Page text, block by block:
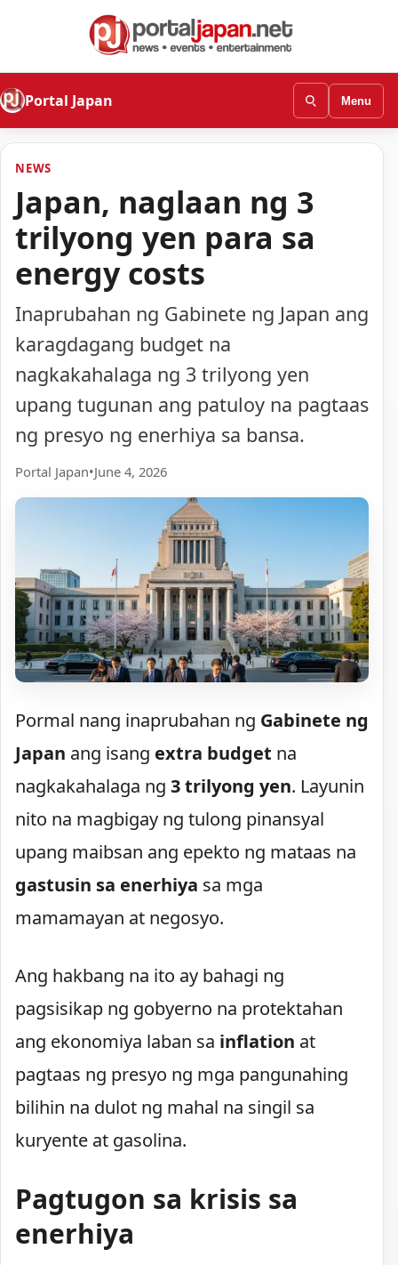
Portal Japan Menu
NEWS
Japan, naglaan ng 3
trilyong yen para sa
energy costs
Inaprubahan ng Gabinete ng Japan ang
karagdagang budget na
nagkakahalaga ng 3 trilyong yen
upang tugunan ang patuloy na pagtaas
ng presyo ng enerhiya sa bansa.
Portal Japan•June 4, 2026
Pormal nang inaprubahan ng Gabinete ng
Japan ang isang extra budget na
nagkakahalaga ng 3 trilyong yen. Layunin
nito na magbigay ng tulong pinansyal
upang maibsan ang epekto ng mataas na
gastusin sa enerhiya sa mga
mamamayan at negosyo.
Ang hakbang na ito ay bahagi ng
pagsisikap ng gobyerno na protektahan
ang ekonomiya laban sa inflation at
pagtaas ng presyo ng mga pangunahing
bilihin na dulot ng mahal na singil sa
kuryente at gasolina.
Pagtugon sa krisis sa
enerhiya